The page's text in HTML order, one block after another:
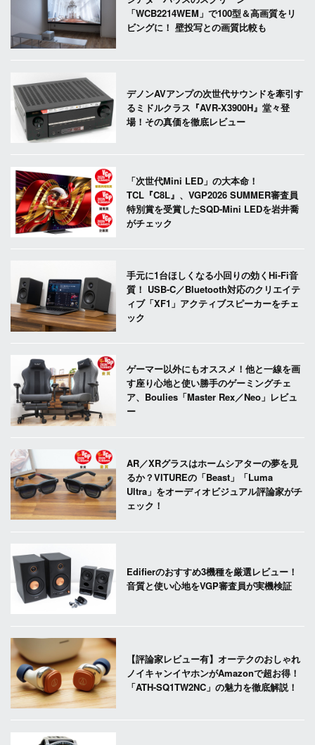
「WCB2214WEM」で100型＆高画質をリ
ビングに！ 壁投写との画質比較も
デノンAVアンプの次世代サウンドを牽引す
るミドルクラス『AVR-X3900H』堂々登
場！その真価を徹底レビュー
「次世代Mini LED」の大本命！
TCL『C8L』、VGP2026 SUMMER審査員
特別賞を受賞したSQD-Mini LEDを岩井喬
がチェック
手元に1台ほしくなる小回りの効くHi-Fi音
質！ USB-C／Bluetooth対応のクリエイテ
ィブ「XF1」アクティブスピーカーをチェ
ック
ゲーマー以外にもオススメ！他と一線を画
す座り心地と使い勝手のゲーミングチェ
ア、Boulies「Master Rex／Neo」レビュ
ー
AR／XRグラスはホームシアターの夢を見
るか？VITUREの「Beast」「Luma
Ultra」をオーディオビジュアル評論家がチ
ェック！
Edifierのおすすめ3機種を厳選レビュー！
音質と使い心地をVGP審査員が実機検証
【評論家レビュー有】オーテクのおしゃれ
ノイキャンイヤホンがAmazonで超お得！
「ATH-SQ1TW2NC」の魅力を徹底解説！